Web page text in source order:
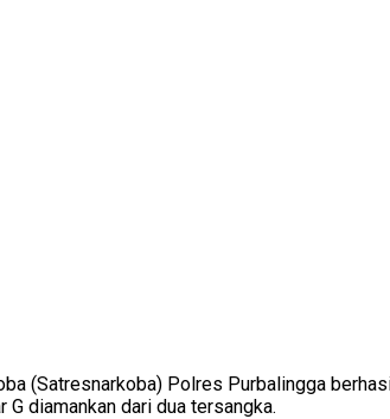
(Satresnarkoba) Polres Purbalingga
diamankan dari dua tersangka.